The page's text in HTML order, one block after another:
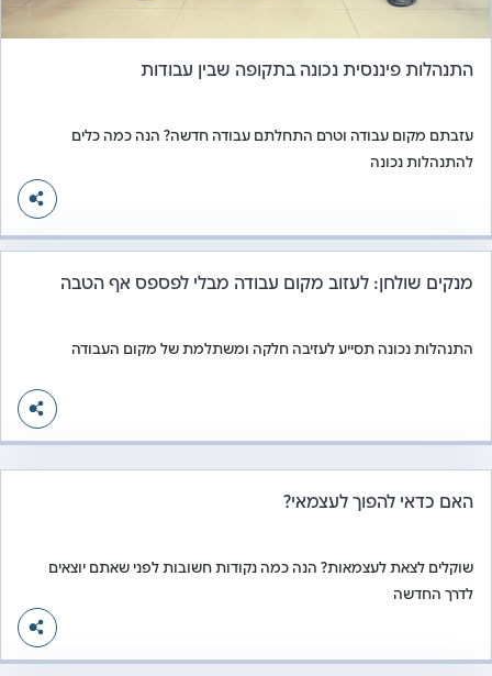
התנהלות פיננסית נכונה בתקופה שבין עבודות
עזבתם מקום עבודה וטרם התחלתם עבודה חדשה? הנה כמה כלים
להתנהלות נכונה
מנקים שולחן: לעזוב מקום עבודה מבלי לפספס אף הטבה
התנהלות נכונה תסייע לעזיבה חלקה ומשתלמת של מקום העבודה
האם כדאי להפוך לעצמאי?
שוקלים לצאת לעצמאות? הנה כמה נקודות חשובות לפני שאתם יוצאים
לדרך החדשה